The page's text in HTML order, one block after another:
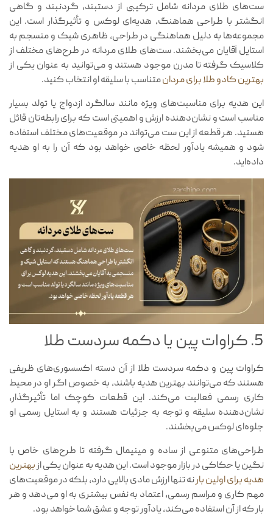
ست‌های طلای مردانه شامل ترکیبی از دستبند، گردنبند و گاهی
انگشتر با طراحی هماهنگ، هدیه‌ای لوکس و تأثیرگذار است. این
مجموعه‌ها به دلیل هماهنگی در طراحی، ظاهری شیک و منسجم به
استایل آقایان می‌بخشند. ست‌های طلای مردانه در طرح‌های مختلف از
کلاسیک گرفته تا مدرن موجود هستند و می‌توانید به عنوان یکی از
بهترین کادو طلا برای مردانمتناسب با سلیقه او انتخاب کنید.
این هدیه برای مناسبت‌های ویژه مانند سالگرد ازدواج یا تولد بسیار
مناسب است و نشان‌دهنده ارزش و اهمیتی است که برای رابطه‌تان قائل
هستید. هر قطعه از این ست می‌تواند در موقعیت‌های مختلف استفاده
شود و همیشه یادآور لحظه خاصی خواهد بود که آن را به او هدیه
داده‌اید.
5. کراوات پین یا دکمه سردست طلا
کراوات پین و دکمه سردست طلا از آن دسته اکسسوری‌های ظریفی
هستند که می‌توانند بهترین هدیه باشند، به خصوص اگر او در محیط
کاری رسمی فعالیت می‌کند. این قطعات کوچک اما تأثیرگذار،
نشان‌دهنده سلیقه و توجه به جزئیات هستند و به استایل رسمی او
جلوه‌ای لوکس می‌بخشند.
طراحی‌های متنوعی از ساده و مینیمال گرفته تا طرح‌های خاص با
نگین یا حکاکی در بازار موجود است. این هدیه به عنوان یکی ازبهترین
هدیه برای اولین بارنه تنها ارزش مادی بالایی دارد، بلکه در موقعیت‌های
مهم کاری و مراسم رسمی، اعتماد به نفس بیشتری به او می‌دهد و هر
بار که از آن استفاده می‌کند، یادآور توجه و عشق شما خواهد بود.